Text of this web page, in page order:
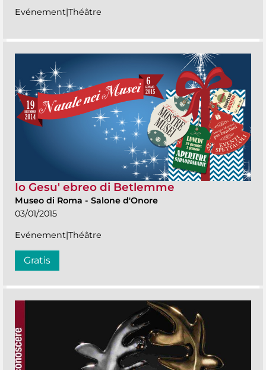
Evénement|Théâtre
Io Gesu' ebreo di Betlemme
Museo di Roma - Salone d'Onore
03/01/2015
Evénement|Théâtre
Gratis